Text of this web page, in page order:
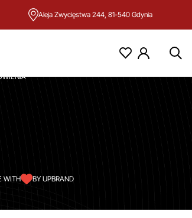
Aleja Zwycięstwa 244, 81-540 Gdynia
WITH BY UPBRAND